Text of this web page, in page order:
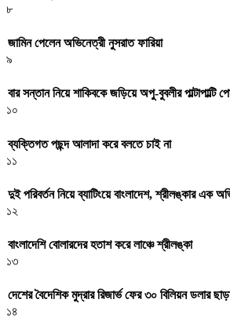
৮
জামিন পেলেন অভিনেত্রী নুসরাত ফারিয়া
৯
বার সন্তান নিয়ে শাকিবকে জড়িয়ে অপু-বুবলীর পাল্টাপাল্টি
১০
ব্যক্তিগত পছন্দ আলাদা করে বলতে চাই না
১১
দুই পরিবর্তন নিয়ে ব্যাটিংয়ে বাংলাদেশ, শ্রীলঙ্কার এক
১২
বাংলাদেশি বোলারদের হতাশ করে লাঞ্চে শ্রীলঙ্কা
১৩
দেশের বৈদেশিক মুদ্রার রিজার্ভ ফের ৩০ বিলিয়ন ডলার
১৪